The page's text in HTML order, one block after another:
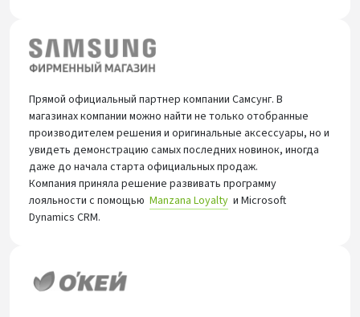
Прямой официальный партнер компании Самсунг. В
магазинах компании можно найти не только отобранные
производителем решения и оригинальные аксессуары, но и
увидеть демонстрацию самых последних новинок, иногда
даже до начала старта официальных продаж.
Компания приняла решение развивать программу
лояльности с помощью Manzana Loyalty и Microsoft
Dynamics CRM.